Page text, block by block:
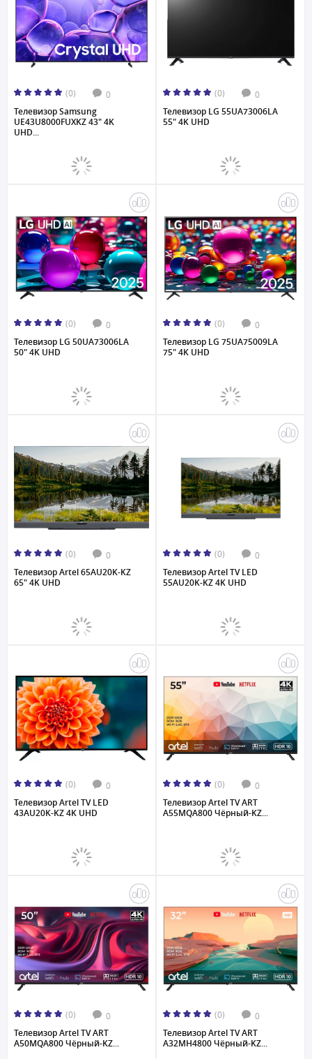
(0) 0
Телевизор Samsung
UE43U8000FUXKZ 43" 4K
UHD...
(0) 0
Телевизор LG 55UA73006LA
55" 4K UHD
(0) 0
Телевизор LG 50UA73006LA
50" 4K UHD
(0) 0
Телевизор LG 75UA75009LA
75" 4K UHD
(0) 0
Телевизор Artel 65AU20K-KZ
65" 4K UHD
(0) 0
Телевизор Artel TV LED
55AU20K-KZ 4K UHD
(0) 0
Телевизор Artel TV LED
43AU20K-KZ 4K UHD
(0) 0
Телевизор Artel TV ART
A55MQA800 Чёрный-KZ...
(0) 0
Телевизор Artel TV ART
A50MQA800 Чёрный-KZ...
(0) 0
Телевизор Artel TV ART
A32MH4800 Чёрный-KZ...